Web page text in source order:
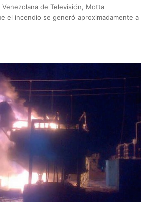
Venezolana de Televisión, Motta
el incendio se generó aproximadamente a